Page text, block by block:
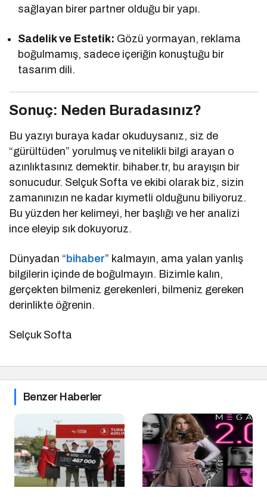
sağlayan birer partner olduğu bir yapı.
Sadelik ve Estetik: Gözü yormayan, reklama
boğulmamış, sadece içeriğin konuştuğu bir
tasarım dili.
Sonuç: Neden Buradasınız?
Bu yazıyı buraya kadar okuduysanız, siz de
“gürültüden” yorulmuş ve nitelikli bilgi arayan o
azınlıktasınız demektir. bihaber.tr, bu arayışın bir
sonucudur. Selçuk Softa ve ekibi olarak biz, sizin
zamanınızın ne kadar kıymetli olduğunu biliyoruz.
Bu yüzden her kelimeyi, her başlığı ve her analizi
ince eleyip sık dokuyoruz.
Dünyadan “bihaber” kalmayın, ama yalan yanlış
bilgilerin içinde de boğulmayın. Bizimle kalın,
gerçekten bilmeniz gerekenleri, bilmeniz gereken
derinlikte öğrenin.
Selçuk Softa
Benzer Haberler